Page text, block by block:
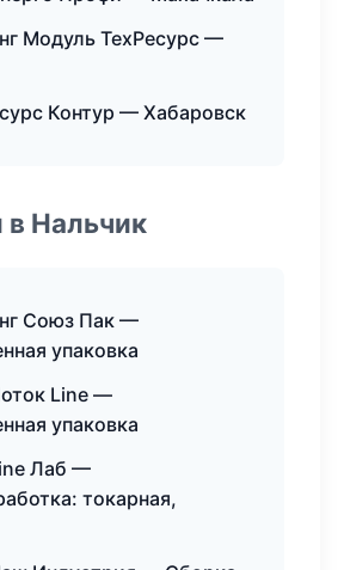
Модуль ТехРесурс —
Контур — Хабаровск
Нальчик
Союз Пак —
упаковка
Line —
упаковка
Лаб —
токарная,